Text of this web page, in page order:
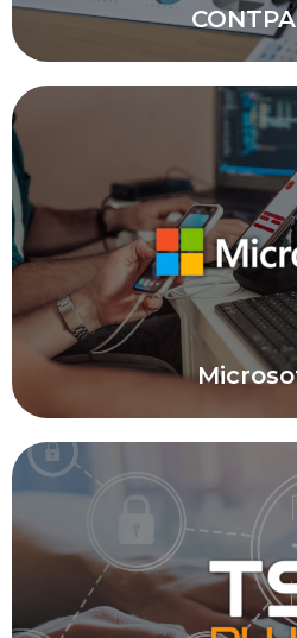
Implementación y
administrativos
Conocer Soluciones
Implementación de
basadas en productos
mejorar la